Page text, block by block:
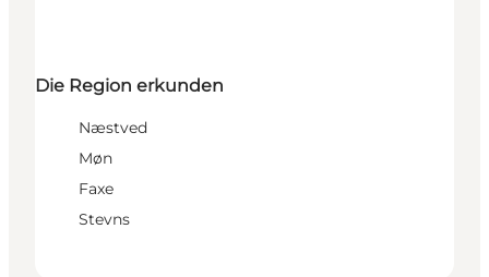
Die Region erkunden
Næstved
Møn
Faxe
Stevns